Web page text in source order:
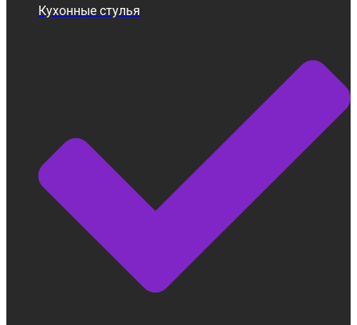
Кухонные стулья